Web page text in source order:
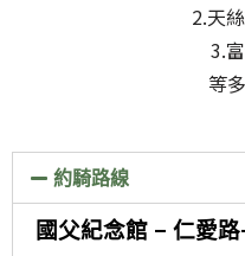
2.天
3.
等
約騎路線
國父紀念館 – 仁愛